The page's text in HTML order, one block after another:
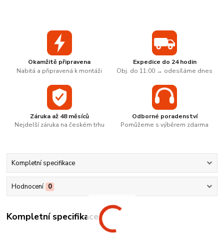
Okamžitě připravena
Nabitá a připravená k montáži
Expedice do 24 hodin
Obj. do 11:00 → odesíláme dnes
Záruka až 48 měsíců
Nejdelší záruka na českém trhu
Odborné poradenství
Pomůžeme s výběrem zdarma
Kompletní specifikace
Hodnocení 0
Kompletní specifikace